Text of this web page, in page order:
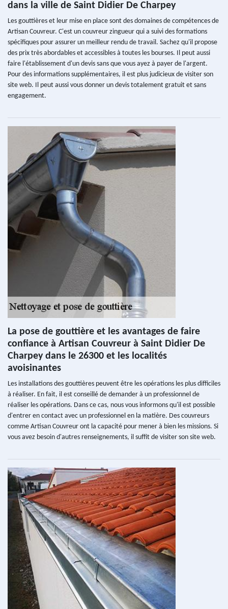
dans la ville de Saint Didier De Charpey
Les gouttières et leur mise en place sont des domaines de compétences de
Artisan Couvreur. C'est un couvreur zingueur qui a suivi des formations
spécifiques pour assurer un meilleur rendu de travail. Sachez qu'il propose
des prix très abordables et accessibles à toutes les bourses. Il peut aussi
faire l'établissement d'un devis sans que vous ayez à payer de l'argent.
Pour des informations supplémentaires, il est plus judicieux de visiter son
site web. Il peut aussi vous donner un devis totalement gratuit et sans
engagement.
La pose de gouttière et les avantages de faire
confiance à Artisan Couvreur à Saint Didier De
Charpey dans le 26300 et les localités
avoisinantes
Les installations des gouttières peuvent être les opérations les plus difficiles
à réaliser. En fait, il est conseillé de demander à un professionnel de
réaliser les opérations. Dans ce cas, nous vous informons qu'il est possible
d'entrer en contact avec un professionnel en la matière. Des couvreurs
comme Artisan Couvreur ont la capacité pour mener à bien les missions. Si
vous avez besoin d'autres renseignements, il suffit de visiter son site web.